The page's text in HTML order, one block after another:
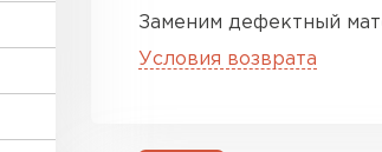
Заменим дефектный
Условия возврата